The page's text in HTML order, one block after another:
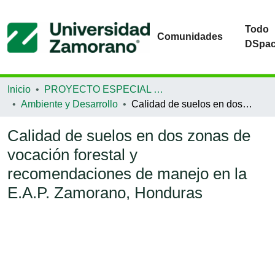
Comunidades
Todo
Inicio
PROYECTO ESPECIAL DE GRADUACIÓN
Ambiente y Desarrollo
Calidad de suelos en dos zonas de vocación forestal y recomendaciones de manejo en la E.A.P. Zamorano, Honduras
Calidad de suelos en dos zonas de
vocación forestal y
recomendaciones de manejo en la
E.A.P. Zamorano, Honduras